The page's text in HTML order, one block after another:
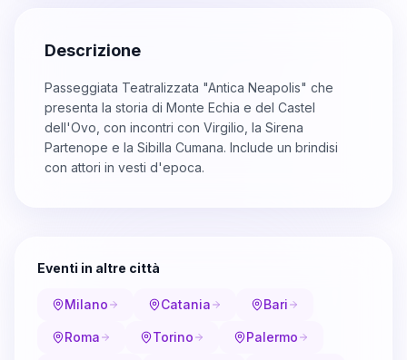
Descrizione
Passeggiata Teatralizzata "Antica Neapolis" che
presenta la storia di Monte Echia e del Castel
dell'Ovo, con incontri con Virgilio, la Sirena
Partenope e la Sibilla Cumana. Include un brindisi
con attori in vesti d'epoca.
Eventi in altre città
Milano Catania Bari
Roma Torino Palermo